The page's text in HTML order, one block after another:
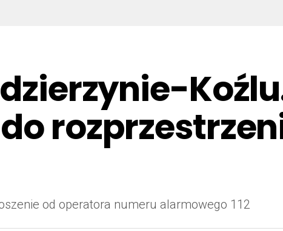
od operatora numeru alarmowego 112